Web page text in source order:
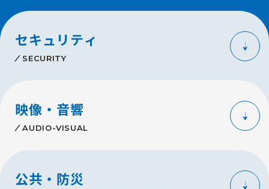
セキュリティ
SECURITY
映像・音響
AUDIO-VISUAL
公共・防災